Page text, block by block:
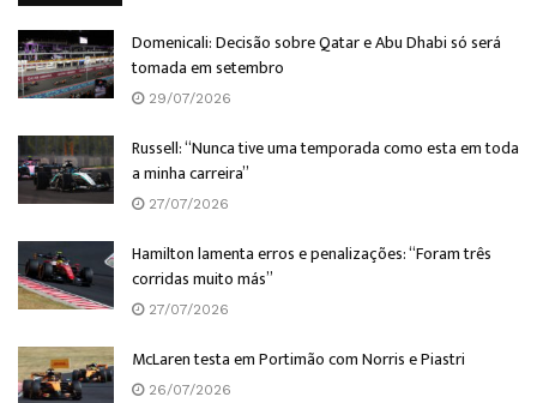
Domenicali: Decisão sobre Qatar e Abu Dhabi só será
tomada em setembro
29/07/2026
Russell: “Nunca tive uma temporada como esta em toda
a minha carreira”
27/07/2026
Hamilton lamenta erros e penalizações: “Foram três
corridas muito más”
27/07/2026
McLaren testa em Portimão com Norris e Piastri
26/07/2026